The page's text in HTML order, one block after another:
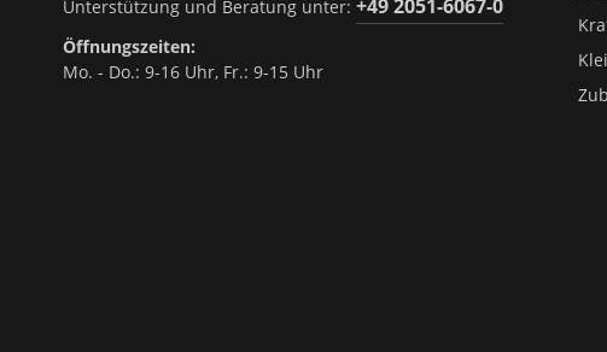
Unterstützung und Beratung unter: +49 2051-6067-0
Öffnungszeiten:
Mo. - Do.: 9-16 Uhr, Fr.: 9-15 Uhr